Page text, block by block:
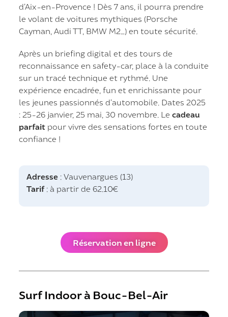
d’Aix-en-Provence ! Dès 7 ans, il pourra prendre
le volant de voitures mythiques (Porsche
Cayman, Audi TT, BMW M2…) en toute sécurité.
Après un briefing digital et des tours de
reconnaissance en safety-car, place à la conduite
sur un tracé technique et rythmé. Une
expérience encadrée, fun et enrichissante pour
les jeunes passionnés d’automobile. Dates 2025
: 25-26 janvier, 25 mai, 30 novembre. Lecadeau
parfait pour vivre des sensations fortes en toute
confiance !
Adresse : Vauvenargues (13)
Tarif: à partir de 62.10€
Réservation en ligne
Surf Indoor à Bouc-Bel-Air